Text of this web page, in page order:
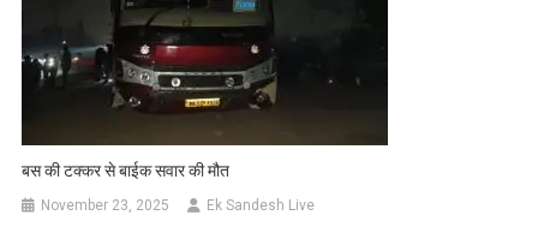
बस की टक्कर से बाईक सवार की मौत
November 23, 2025 Ek Sandesh Live